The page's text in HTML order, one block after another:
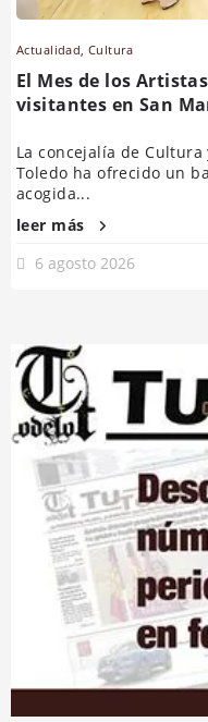
Actualidad ,Cultura
El Mes de los
visitantes en San
La concejalía de
Toledo ha ofrecido un
acogida...
leer más
6 agosto 2026